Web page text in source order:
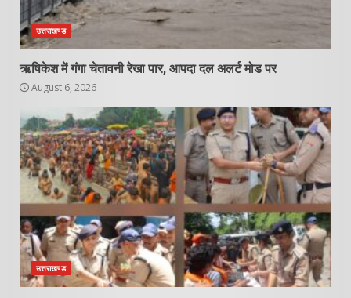
उत्तराखण्ड
ऋषिकेश में गंगा चेतावनी रेखा पार, आपदा दल अलर्ट मोड पर
August 6, 2026
उत्तराखण्ड